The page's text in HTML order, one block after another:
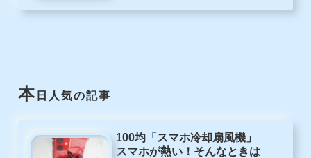
本 日人気の記事
100均「スマホ冷却扇風機」
スマホが熱い！そんなときは